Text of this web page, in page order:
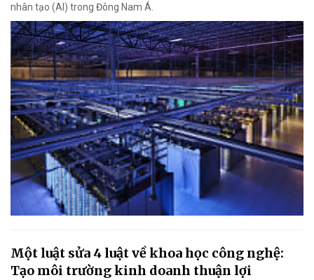
nhân tạo (AI) trong Đông Nam Á.
Một luật sửa 4 luật về khoa học công nghệ:
Tạo môi trường kinh doanh thuận lợi